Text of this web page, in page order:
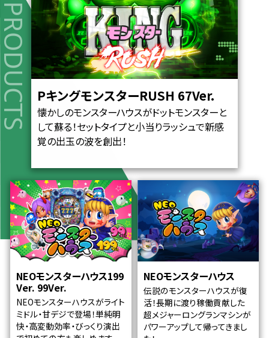
PキングモンスターRUSH 67Ver.
懐かしのモンスターハウスがドットモンスターと
して蘇る！セットタイプと小当りラッシュで新感
覚の出玉の波を創出！
NEOモンスターハウス199
Ver. 99Ver.
NEOモンスターハウスがライト
ミドル・甘デジで登場！単純明
快・高変動効率・びっくり演出
NEOモンスターハウス
伝説のモンスターハウスが復
活！長期に渡り稼働貢献した
超メジャーロングランマシンが
パワーアップして帰ってきまし